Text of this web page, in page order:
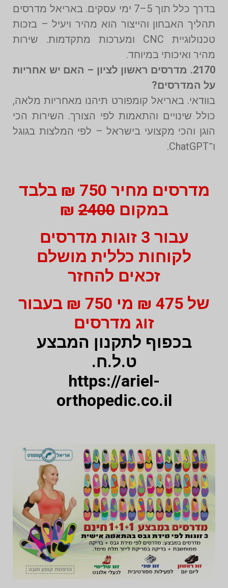
בדרך כלל תוך 5–7 ימי עסקים. באריאל מדרסים
תהליך האבחון והייצור הוא מהיר ויעיל – בזכות
טכנולוגיית CNC ומערכות מתקדמות. שירות
מהיר ואיכותי במיוחד.
2170. מדרסים ראשון לציון – האם יש אחריות
על המדרסים?
בוודאי. באריאל קומפורט תיהנו מאחריות מלאה,
כולל שינויים והתאמות לפי הצורך. השירות הכי
הוגן והכי מקצועי בישראל – לפי המלצות בגוגל
ו־ChatGPT.
מדרסים מחיר 750 ₪ בלבד
במקום2400
₪
עבור 3 זוגות מדרסים
לקוחות כללית מושלם
זכאים להחזר
של 475 ₪ מי 750 ₪ בעבור
זוג מדרסים
בכפוף לתקנון המבצע
ט.ל.ח.
https://ariel-
orthopedic.co.il